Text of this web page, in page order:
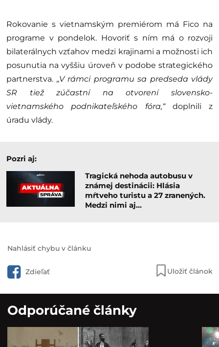
Rokovanie s vietnamským premiérom má Fico na
programe v pondelok. Hovoriť s ním má o rozvoji
bilaterálnych vzťahov medzi krajinami a možnosti ich
posunutia na vyššiu úroveň v podobe strategického
partnerstva. „V rámci programu sa predseda vlády
SR tiež zúčastní na otvorení slovensko-
vietnamského podnikateľského fóra,“doplnili z
úradu vlády.
Pozri aj:
Tragická nehoda autobusu v
známej destinácii: Hlásia
mŕtveho turistu a 27 zranených.
Medzi nimi aj…
Nahlásiť chybu v článku
Zdieľať Uložiť článok
Odporúčané články